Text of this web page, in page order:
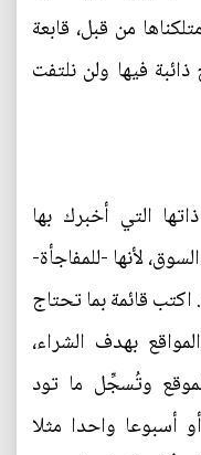
من قبل، قابعة
فيها ولن نلتفت
التي أخبرك بها
لأنها -للمفاجأة-
اكتب قائمة بما تحتاج
بهدف الشراء،
وتُسجِّل ما تود
أسبوعا واحدا مثلا